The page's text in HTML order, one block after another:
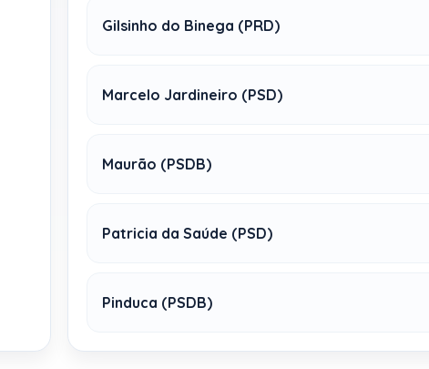
Gilsinho do Binega (PRD)
Marcelo Jardineiro (PSD)
Maurão (PSDB)
Patricia da Saúde (PSD)
Pinduca (PSDB)